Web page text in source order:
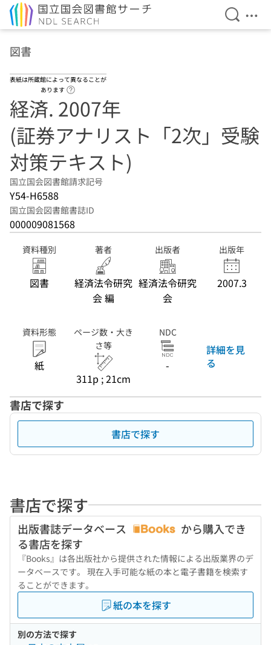
検索を
メ
図書
表紙は所蔵館によって異なることが
あります
経済. 2007年
(証券アナリスト「2次」受験
対策テキスト)
国立国会図書館請求記号
Y54-H6588
国立国会図書館書誌ID
000009081568
資料種別
図書
著者
経済法令研究
会 編
出版者
経済法令研究
会
出版年
2007.3
資料形態
紙
ページ数・大き
さ等
311p ; 21cm
NDC
-
詳細を見
る
書店で探す
書店で探す
書店で探す
出版書誌データベース
から購入でき
る書店を探す
『Books』は各出版社から提供された情報による出版業界のデ
ータベースです。 現在入手可能な紙の本と電子書籍を検索す
ることができます。
紙の本を探す
別の方法で探す